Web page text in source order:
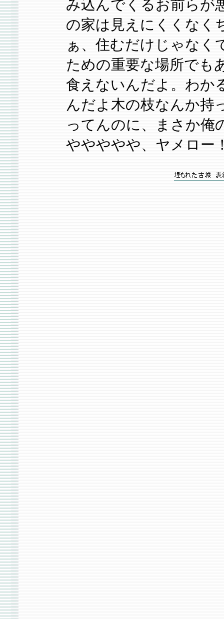
み込んでくるお前らが
の家は見えにくくなく
ぁ、住むだけじゃなく
ための重要な場所でも
食えないんだよ。わか
んだよ木の枝なんか持
ってんのに、まさか俺
ややややや、ヤメロー